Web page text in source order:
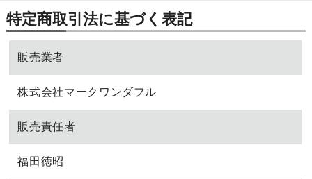
特定商取引法に基づく表記
販売業者
株式会社マークワンダフル
販売責任者
福田徳昭